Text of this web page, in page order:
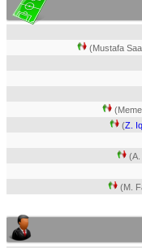
(Mustafa
(Z.
(A.
(M.